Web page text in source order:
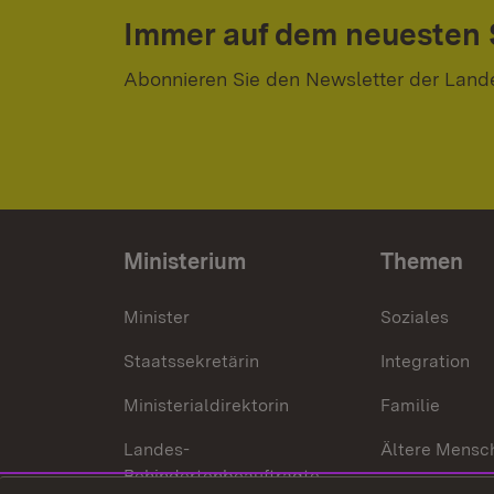
Immer auf dem neuesten
Abonnieren Sie den Newsletter der
Ministerium
Minister
Staatssekretärin
Ministerialdirektorin
Landes-
Behindertenbeauftragte
Themen
Soziales
Integration
Familie
Ältere